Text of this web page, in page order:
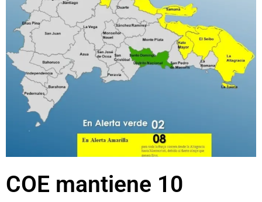
COE mantiene 10